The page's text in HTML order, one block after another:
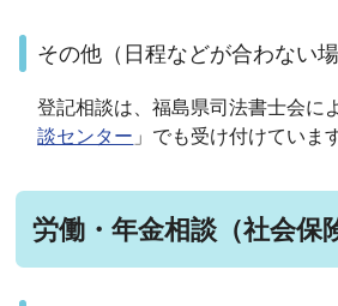
その他（日程などが合わない場
登記相談は、福島県司法書士会に
談センター 」でも受け付けていま
労働・年金相談（社会保